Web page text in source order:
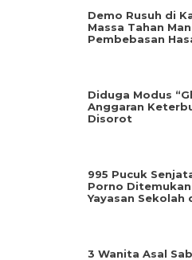
Demo Rusuh di
Massa Tahan
Pembebasan
Diduga Modus
Anggaran
Disorot
995 Pucuk
Porno
Yayasan Sekolah
3 Wanita Asal